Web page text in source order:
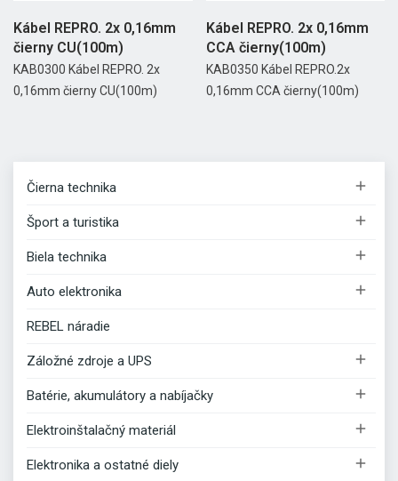
Čierna technika 
Šport a turistika 
Biela technika 
Auto elektronika 
REBEL náradie
Záložné zdroje a UPS 
Batérie, akumulátory a nabíjačky 
Elektroinštalačný materiál 
Elektronika a ostatné diely 
Kábel REPRO. 2x 0,16mm
čierny CU(100m)
KAB0300 Kábel REPRO. 2x
0,16mm čierny CU(100m)
Kábel REPRO. 2x 0,16mm
CCA čierny(100m)
KAB0350 Kábel REPRO.2x
0,16mm CCA čierny(100m)